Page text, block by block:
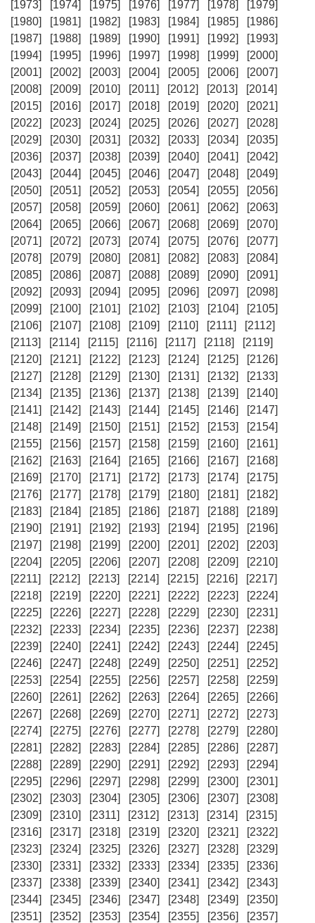
[1973] [1974] [1975] [1976] [1977] [1978]
[1979]
[1980]
[1981] [1982] [1983] [1984] [1985]
[1986]
[1987]
[1988] [1989] [1990] [1991] [1992]
[1993]
[1994]
[1995] [1996] [1997] [1998] [1999]
[2000]
[2001]
[2002] [2003] [2004] [2005] [2006]
[2007]
[2008]
[2009] [2010] [2011] [2012] [2013]
[2014]
[2015]
[2016] [2017] [2018] [2019] [2020]
[2021]
[2022]
[2023] [2024] [2025] [2026] [2027]
[2028]
[2029]
[2030] [2031] [2032] [2033] [2034]
[2035]
[2036]
[2037] [2038] [2039] [2040] [2041]
[2042]
[2043]
[2044] [2045] [2046] [2047] [2048]
[2049]
[2050]
[2051] [2052] [2053] [2054] [2055]
[2056]
[2057]
[2058] [2059] [2060] [2061] [2062]
[2063]
[2064]
[2065] [2066] [2067] [2068] [2069]
[2070]
[2071]
[2072] [2073] [2074] [2075] [2076]
[2077]
[2078]
[2079] [2080] [2081] [2082] [2083]
[2084]
[2085]
[2086] [2087] [2088] [2089] [2090]
[2091]
[2092]
[2093] [2094] [2095] [2096] [2097]
[2098]
[2099]
[2100] [2101] [2102] [2103] [2104]
[2105]
[2106]
[2107] [2108] [2109] [2110] [2111]
[2112]
[2113]
[2114] [2115] [2116] [2117] [2118]
[2119]
[2120]
[2121] [2122] [2123] [2124] [2125]
[2126]
[2127]
[2128] [2129] [2130] [2131] [2132]
[2133]
[2134]
[2135] [2136] [2137] [2138] [2139]
[2140]
[2141]
[2142] [2143] [2144] [2145] [2146]
[2147]
[2148]
[2149] [2150] [2151] [2152] [2153]
[2154]
[2155]
[2156] [2157] [2158] [2159] [2160]
[2161]
[2162]
[2163] [2164] [2165] [2166] [2167]
[2168]
[2169]
[2170] [2171] [2172] [2173] [2174]
[2175]
[2176]
[2177] [2178] [2179] [2180] [2181]
[2182]
[2183]
[2184] [2185] [2186] [2187] [2188]
[2189]
[2190]
[2191] [2192] [2193] [2194] [2195]
[2196]
[2197]
[2198] [2199] [2200] [2201] [2202]
[2203]
[2204]
[2205] [2206] [2207] [2208] [2209]
[2210]
[2211]
[2212] [2213] [2214] [2215] [2216]
[2217]
[2218]
[2219] [2220] [2221] [2222] [2223]
[2224]
[2225]
[2226] [2227] [2228] [2229] [2230]
[2231]
[2232]
[2233] [2234] [2235] [2236] [2237]
[2238]
[2239]
[2240] [2241] [2242] [2243] [2244]
[2245]
[2246]
[2247] [2248] [2249] [2250] [2251]
[2252]
[2253]
[2254] [2255] [2256] [2257] [2258]
[2259]
[2260]
[2261] [2262] [2263] [2264] [2265]
[2266]
[2267]
[2268] [2269] [2270] [2271] [2272]
[2273]
[2274]
[2275] [2276] [2277] [2278] [2279]
[2280]
[2281]
[2282] [2283] [2284] [2285] [2286]
[2287]
[2288]
[2289] [2290] [2291] [2292] [2293]
[2294]
[2295]
[2296] [2297] [2298] [2299] [2300]
[2301]
[2302]
[2303] [2304] [2305] [2306] [2307]
[2308]
[2309]
[2310] [2311] [2312] [2313] [2314]
[2315]
[2316]
[2317] [2318] [2319] [2320] [2321]
[2322]
[2323]
[2324] [2325] [2326] [2327] [2328]
[2329]
[2330]
[2331] [2332] [2333] [2334] [2335]
[2336]
[2337]
[2338] [2339] [2340] [2341] [2342]
[2343]
[2344]
[2345] [2346] [2347] [2348] [2349]
[2350]
[2351]
[2352] [2353] [2354] [2355] [2356]
[2357]